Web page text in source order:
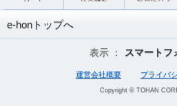
e-honトップへ
表示 ： スマートフ
運営会社概要 プライバ
Copyright © TOHAN